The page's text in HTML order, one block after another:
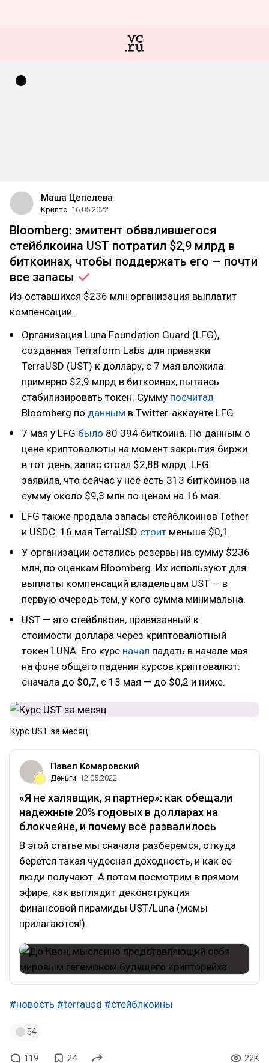
Маша Цепелева
Крипто 16.05.2022
Bloomberg: эмитент обвалившегося
стейблкоина UST потратил $2,9 млрд в
биткоинах, чтобы поддержать его — почти
все запасы
Из оставшихся $236 млн организация выплатит
компенсации.
Организация Luna Foundation Guard (LFG),
созданная Terraform Labs для привязки
TerraUSD (UST) к доллару, с 7 мая вложила
примерно $2,9 млрд в биткоинах, пытаясь
стабилизировать токен. Сумму посчитал
Bloomberg по данным в Twitter-аккаунте LFG.
7 мая у LFG было 80 394 биткоина. По данным о
цене криптовалюты на момент закрытия биржи
в тот день, запас стоил $2,88 млрд. LFG
заявила, что сейчас у неё есть 313 биткоинов на
сумму около $9,3 млн по ценам на 16 мая.
LFG также продала запасы стейблкоинов Tether
и USDC. 16 мая TerraUSD стоит меньше $0,1.
У организации остались резервы на сумму $236
млн, по оценкам Bloomberg. Их используют для
выплаты компенсаций владельцам UST — в
первую очередь тем, у кого сумма минимальна.
UST — это стейблкоин, привязанный к
стоимости доллара через криптовалютный
токен LUNA. Его курс начал падать в начале мая
на фоне общего падения курсов криптовалют:
сначала до $0,7, с 13 мая — до $0,2 и ниже.
Курс UST за месяц
Павел Комаровский
Деньги 12.05.2022
«Я не халявщик, я партнер»: как обещали
надежные 20% годовых в долларах на
блокчейне, и почему всё развалилось
В этой статье мы сначала разберемся, откуда
берется такая чудесная доходность, и как ее
люди получают. А потом посмотрим в прямом
эфире, как выглядит деконструкция
финансовой пирамиды UST/Luna (мемы
прилагаются!).
#новость #terrausd #стейблкоины
54
119 24 22K